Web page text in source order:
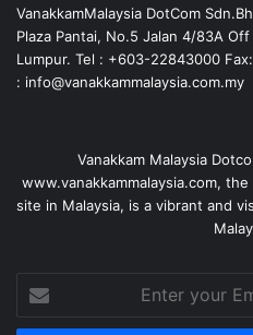
VanakkamMalaysia DotCom
Plaza Pantai, No.5 Jalan 4/83A
Lumpur. Tel : +603-22843000
: info@vanakkammalaysia.com.my
Vanakkam Malaysia
www.vanakkammalaysia.com,
site in Malaysia, is a vibrant and
your
Email